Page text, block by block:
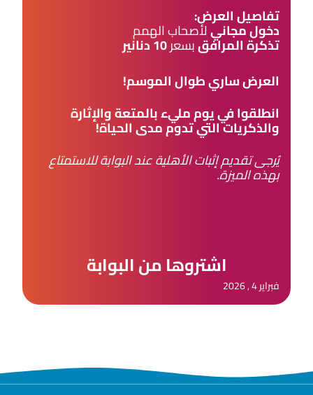
تفاصيل العرض:
دخول مجانيلأصحاب الهمم
تذكرة المرافقبسعر10 دنانير
العرض ساري طوال الموسم!
انطلقوا في يوم مليء بالمتعة والإثارة
والذكريات التي تدوم مدى الحياة!
يُرجى تقديم إثبات الأهلية عند البوابة للاستمتاع
بهذه الميزة.
اشتروها من البوابة
فبراير 4 , 2026